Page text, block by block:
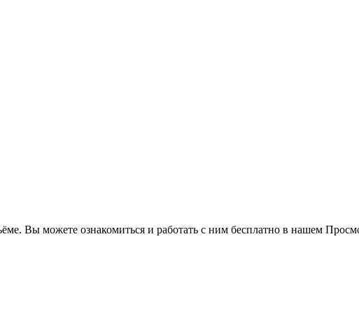
Вы можете ознакомиться и работать с ним бесплатно в нашем